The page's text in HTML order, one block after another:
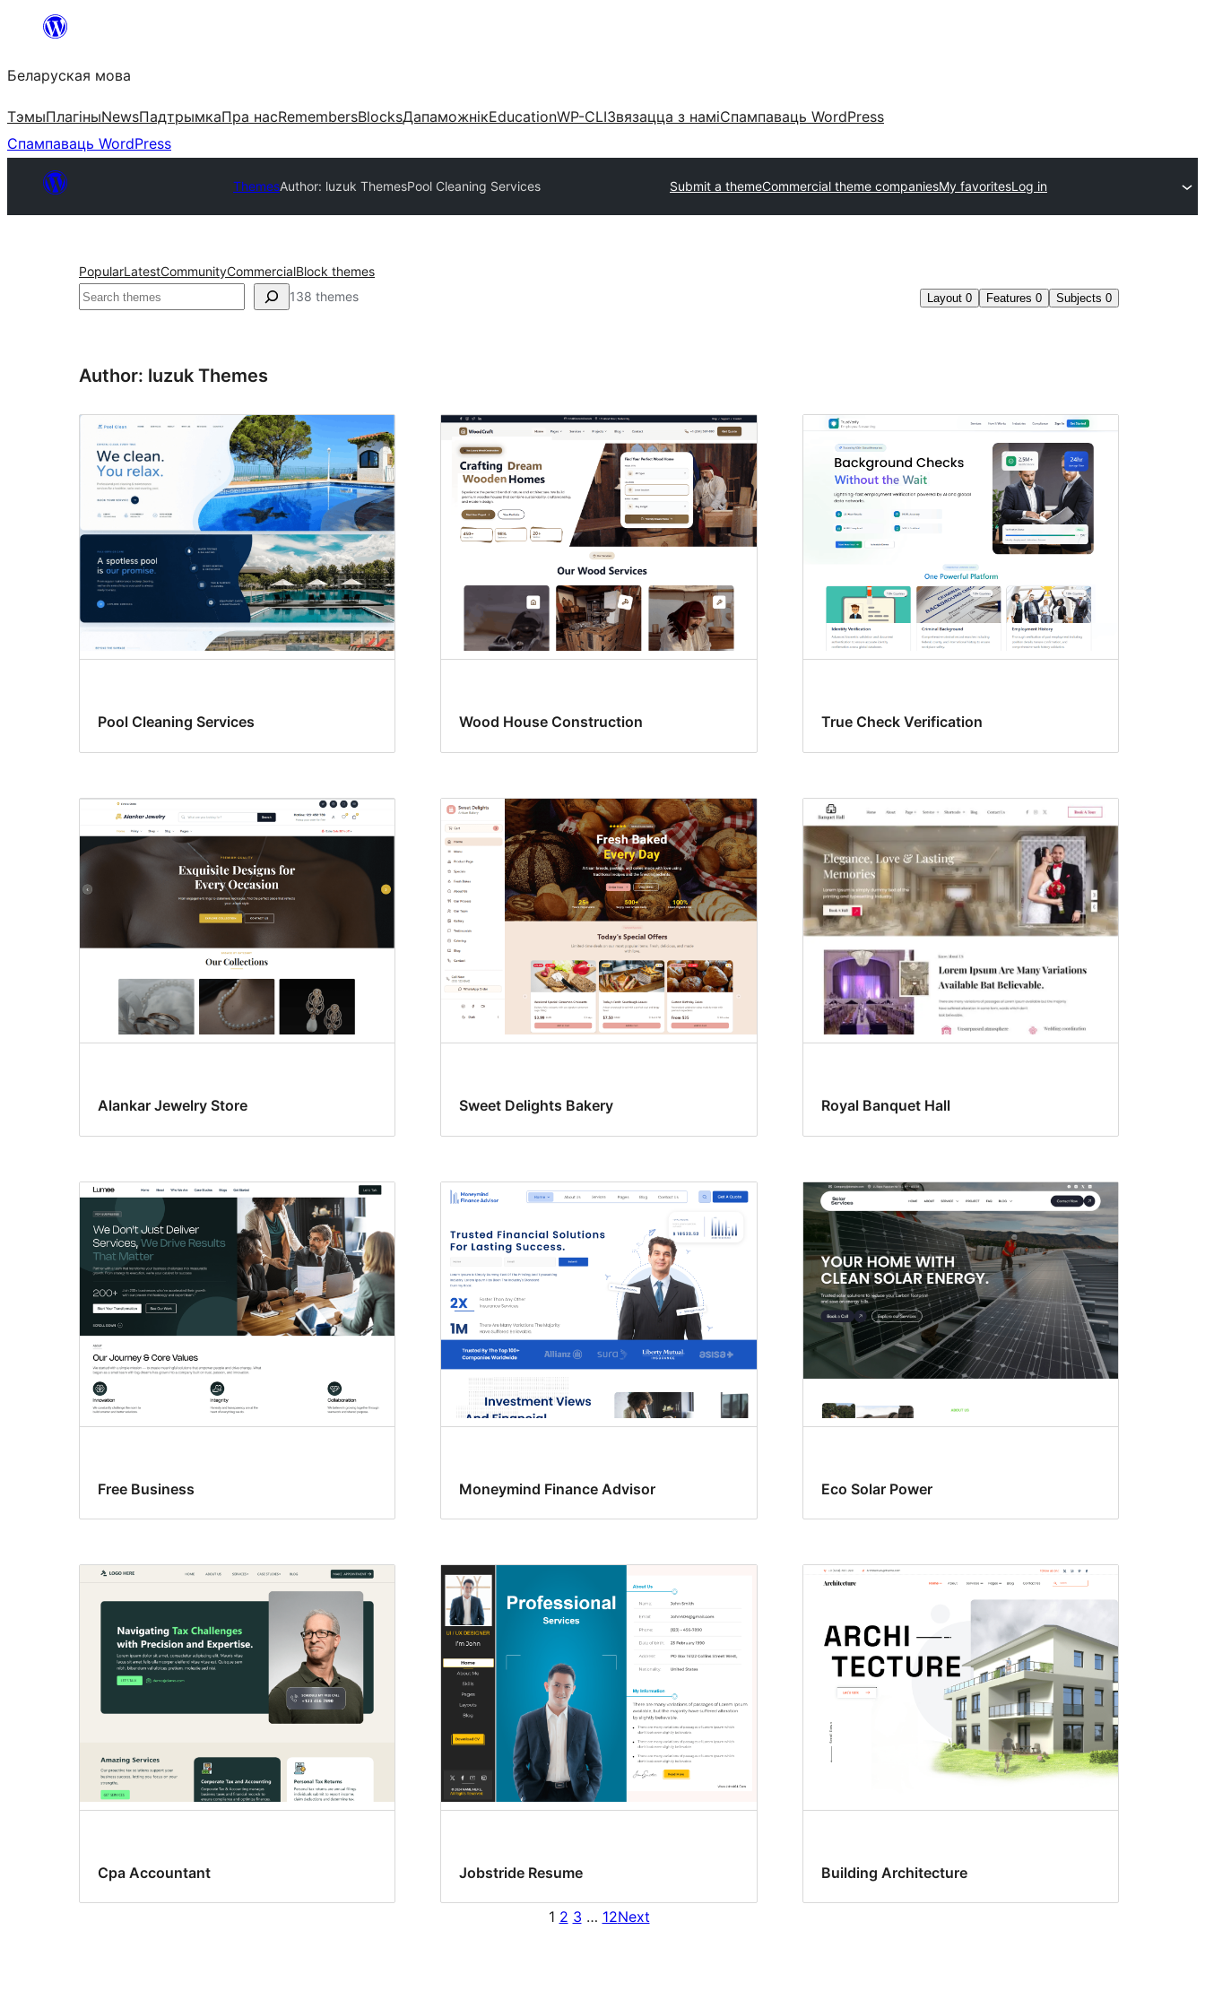
Перайсці
змесціва
Беларуская мова
ТэмыПлагіныNewsПадтрымкаПра насRemembersBlocksДапаможнікEducationWP-CLIЗвязацца з наміСпампаваць WordPress
Спампаваць WordPress
ThemesAuthor: luzuk ThemesPool Cleaning Services Submit a themeCommercial theme companiesMy favoritesLog in
PopularLatestCommunityCommercialBlock themes
Пошук 138 themes Layout 0 Features 0 Subjects 0
Author: luzuk Themes
Pool Cleaning Services Wood House Construction True Check Verification
Alankar Jewelry Store Sweet Delights Bakery Royal Banquet Hall
Free Business Moneymind Finance Advisor Eco Solar Power
Cpa Accountant Jobstride Resume Building Architecture
1 2 3 … 12Next